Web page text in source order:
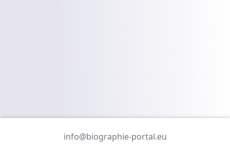
info@biographie-portal.eu